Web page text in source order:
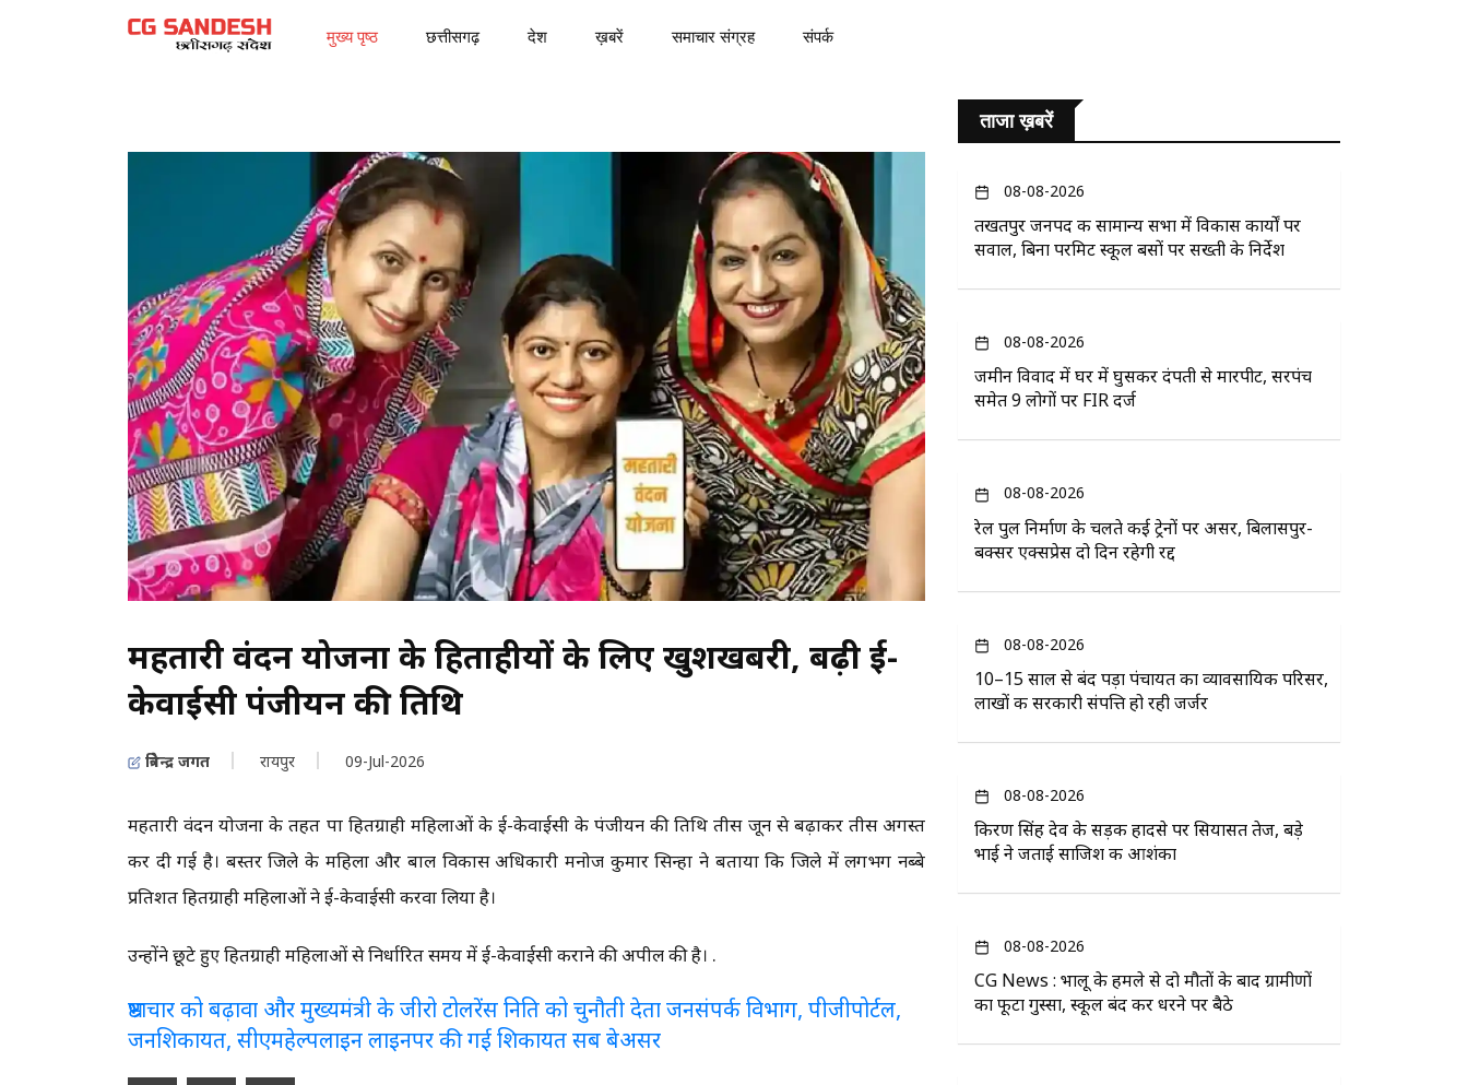
मुख्य पृष्ठ छत्तीसगढ़ देश ख़बरें समाचार संग्रह संपर्क
महतारी वंदन योजना के हितग्राहीयों के लिए खुशखबरी, बढ़ी ई-
केवाईसी पंजीयन की तिथि
त्रिवेन्द्र जगत रायपुर 09-Jul-2026
महतारी वंदन योजना के तहत पात्र हितग्राही महिलाओं के ई-केवाईसी के पंजीयन की तिथि तीस जून से बढ़ाकर तीस अगस्त
कर दी गई है। बस्तर जिले के महिला और बाल विकास अधिकारी मनोज कुमार सिन्हा ने बताया कि जिले में लगभग नब्बे
प्रतिशत हितग्राही महिलाओं ने ई-केवाईसी करवा लिया है।
उन्होंने छूटे हुए हितग्राही महिलाओं से निर्धारित समय में ई-केवाईसी कराने की अपील की है। .
भ्रष्टाचार को बढ़ावा और मुख्यमंत्री के जीरो टोलरेंस निति को चुनौती देता जनसंपर्क विभाग, पीजीपोर्टल,
जनशिकायत, सीएमहेल्पलाइन लाइनपर की गई शिकायत सब बेअसर
ताजा ख़बरें
08-08-2026
तखतपुर जनपद की सामान्य सभा में विकास कार्यों पर
सवाल, बिना परमिट स्कूल बसों पर सख्ती के निर्देश
08-08-2026
जमीन विवाद में घर में घुसकर दंपती से मारपीट, सरपंच
समेत 9 लोगों पर FIR दर्ज
08-08-2026
रेल पुल निर्माण के चलते कई ट्रेनों पर असर, बिलासपुर-
बक्सर एक्सप्रेस दो दिन रहेगी रद्द
08-08-2026
10–15 साल से बंद पड़ा पंचायत का व्यावसायिक परिसर,
लाखों की सरकारी संपत्ति हो रही जर्जर
08-08-2026
किरण सिंह देव के सड़क हादसे पर सियासत तेज, बड़े
भाई ने जताई साजिश की आशंका
08-08-2026
CG News : भालू के हमले से दो मौतों के बाद ग्रामीणों
का फूटा गुस्सा, स्कूल बंद कर धरने पर बैठे